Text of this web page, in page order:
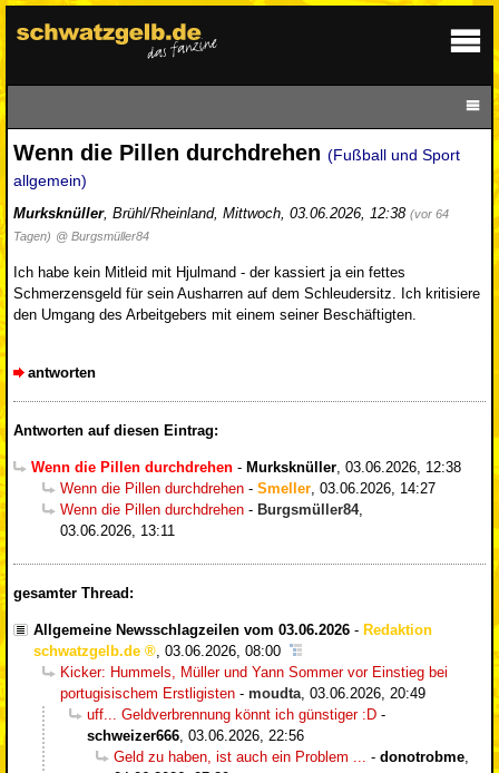
Wenn die Pillen durchdrehen (Fußball und Sport
allgemein)
Murksknüller, Brühl/Rheinland, Mittwoch, 03.06.2026, 12:38 (vor 64
Tagen) @ Burgsmüller84
Ich habe kein Mitleid mit Hjulmand - der kassiert ja ein fettes
Schmerzensgeld für sein Ausharren auf dem Schleudersitz. Ich kritisiere
den Umgang des Arbeitgebers mit einem seiner Beschäftigten.
antworten
Antworten auf diesen Eintrag:
Wenn die Pillen durchdrehen - Murksknüller, 03.06.2026, 12:38
Wenn die Pillen durchdrehen - Smeller, 03.06.2026, 14:27
Wenn die Pillen durchdrehen - Burgsmüller84,
03.06.2026, 13:11
gesamter Thread:
Allgemeine Newsschlagzeilen vom 03.06.2026 - Redaktion
schwatzgelb.de
03.06.2026, 08:00
Kicker: Hummels, Müller und Yann Sommer vor Einstieg bei
portugisischem Erstligisten - moudta 03.06.2026, 20:49
uff... Geldverbrennung könnt ich günstiger :D -
schweizer666 03.06.2026, 22:56
Geld zu haben, ist auch ein Problem ...
- donotrobme